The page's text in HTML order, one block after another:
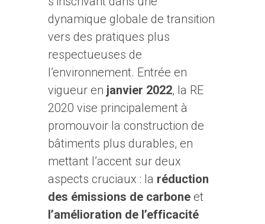
dynamique globale de transition
vers des pratiques plus
respectueuses de
l’environnement. Entrée en
vigueur en janvier 2022, la RE
2020 vise principalement à
promouvoir la construction de
bâtiments plus durables, en
mettant l’accent sur deux
aspects cruciaux : la réduction
des émissions de carboneet
l’amélioration de l’efficacité